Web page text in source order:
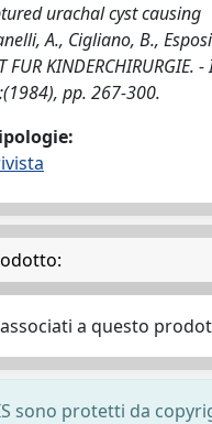
urachal cyst causing
A., Cigliano, B.,
FUR KINDERCHIRURGIE. -
pp. 267-300.
a questo
sono protetti da